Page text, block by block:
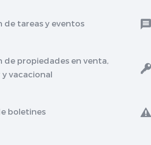
de tareas y eventos
de propiedades en venta,
y vacacional
boletines